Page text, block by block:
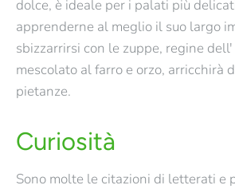
dolce, è ideale per i palati più
apprenderne al meglio il suo largo
sbizzarrirsi con le zuppe, regine
mescolato al farro e orzo, arricchirà
pietanze.
Curiosità
Sono molte le citazioni di letterati e